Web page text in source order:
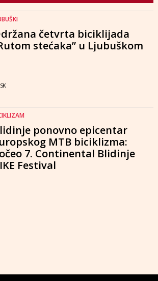
četvrta biciklijada
stećaka” u Ljubuškom
ponovno epicentar
MTB biciklizma:
7. Continental Blidinje
Festival